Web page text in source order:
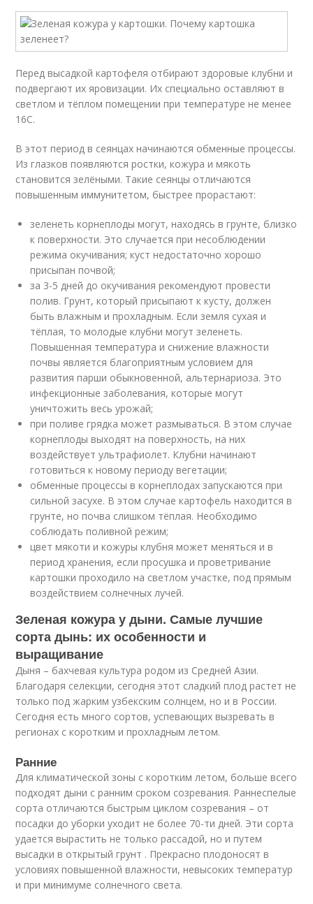
Перед высадкой картофеля отбирают здоровые клубни и
подвергают их яровизации. Их специально оставляют в
светлом и тёплом помещении при температуре не менее
16С.
В этот период в сеянцах начинаются обменные процессы.
Из глазков появляются ростки, кожура и мякоть
становится зелёными. Такие сеянцы отличаются
повышенным иммунитетом, быстрее прорастают:
зеленеть корнеплоды могут, находясь в грунте, близко
к поверхности. Это случается при несоблюдении
режима окучивания; куст недостаточно хорошо
присыпан почвой;
за 3-5 дней до окучивания рекомендуют провести
полив. Грунт, который присыпают к кусту, должен
быть влажным и прохладным. Если земля сухая и
тёплая, то молодые клубни могут зеленеть.
Повышенная температура и снижение влажности
почвы является благоприятным условием для
развития парши обыкновенной, альтернариоза. Это
инфекционные заболевания, которые могут
уничтожить весь урожай;
при поливе грядка может размываться. В этом случае
корнеплоды выходят на поверхность, на них
воздействует ультрафиолет. Клубни начинают
готовиться к новому периоду вегетации;
обменные процессы в корнеплодах запускаются при
сильной засухе. В этом случае картофель находится в
грунте, но почва слишком тёплая. Необходимо
соблюдать поливной режим;
цвет мякоти и кожуры клубня может меняться и в
период хранения, если просушка и проветривание
картошки проходило на светлом участке, под прямым
воздействием солнечных лучей.
Зеленая кожура у дыни. Самые лучшие
сорта дынь: их особенности и
выращивание
Дыня – бахчевая культура родом из Средней Азии.
Благодаря селекции, сегодня этот сладкий плод растет не
только под жарким узбекским солнцем, но и в России.
Сегодня есть много сортов, успевающих вызревать в
регионах с коротким и прохладным летом.
Ранние
Для климатической зоны с коротким летом, больше всего
подходят дыни с ранним сроком созревания. Раннеспелые
сорта отличаются быстрым циклом созревания – от
посадки до уборки уходит не более 70-ти дней. Эти сорта
удается вырастить не только рассадой, но и путем
высадки в открытый грунт . Прекрасно плодоносят в
условиях повышенной влажности, невысоких температур
и при минимуме солнечного света.